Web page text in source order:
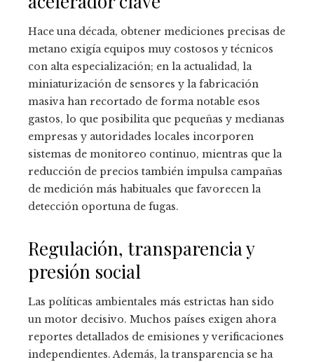
Hace una década, obtener mediciones precisas de
metano exigía equipos muy costosos y técnicos
con alta especialización; en la actualidad, la
miniaturización de sensores y la fabricación
masiva han recortado de forma notable esos
gastos, lo que posibilita que pequeñas y medianas
empresas y autoridades locales incorporen
sistemas de monitoreo continuo, mientras que la
reducción de precios también impulsa campañas
de medición más habituales que favorecen la
detección oportuna de fugas.
Regulación, transparencia y
presión social
Las políticas ambientales más estrictas han sido
un motor decisivo. Muchos países exigen ahora
reportes detallados de emisiones y verificaciones
independientes. Además, la transparencia se ha